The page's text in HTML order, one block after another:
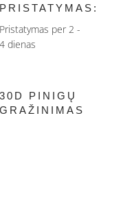
PRISTATYMAS:
Pristatymas per 2 -
4 dienas
30D PINIGŲ
GRAŽINIMAS